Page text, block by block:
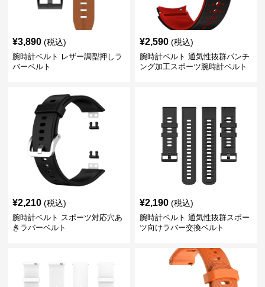
¥3,890 (税込)
腕時計ベルト レザー調型押しラ
バーベルト
¥2,590 (税込)
腕時計ベルト 通気性抜群パンチ
ング加工スポーツ腕時計ベルト
¥2,210 (税込)
腕時計ベルト スポーツ対応穴あ
きラバーベルト
¥2,190 (税込)
腕時計ベルト 通気性抜群スポー
ツ向けラバー交換ベルト